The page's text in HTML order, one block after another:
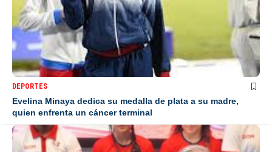
DEPORTES
Evelina Minaya dedica su medalla de plata a su madre,
quien enfrenta un cáncer terminal